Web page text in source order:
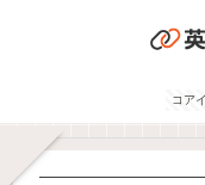
コア